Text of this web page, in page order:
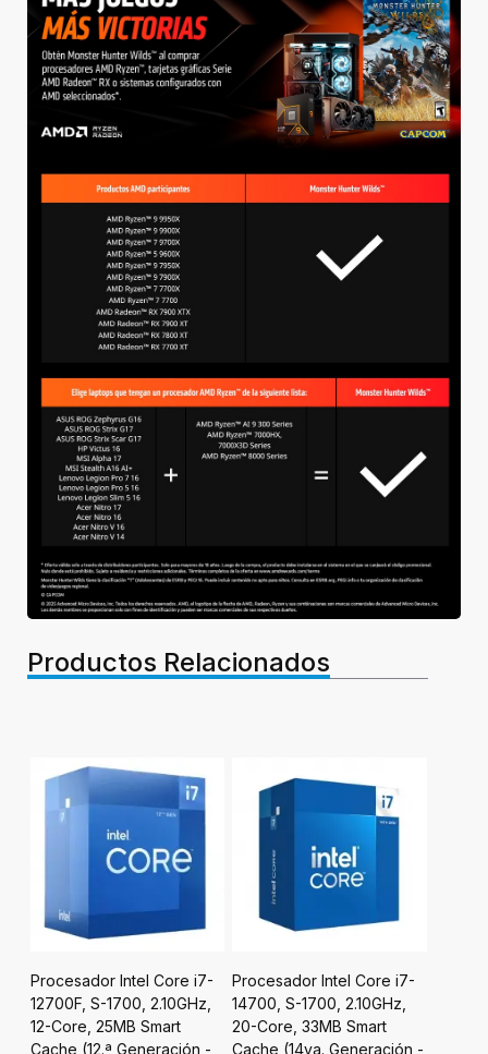
Productos Relacionados
Procesador Intel Core i7-
12700F, S-1700, 2.10GHz,
12-Core, 25MB Smart
Cache (12.ª Generación -
Procesador Intel Core i7-
14700, S-1700, 2.10GHz,
20-Core, 33MB Smart
Cache (14va. Generación -